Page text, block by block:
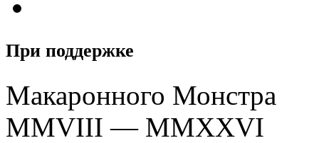
При поддержке
Макаронного Монстра
MMVIII — MMXXVI